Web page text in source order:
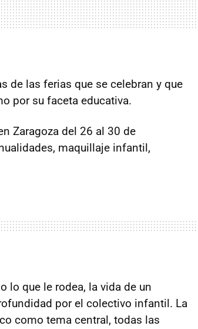
de las ferias que se celebran y que
por su faceta educativa.
Zaragoza del 26 al 30 de
maquillaje infantil,
lo que le rodea, la vida de un
por el colectivo infantil. La
como tema central, todas las